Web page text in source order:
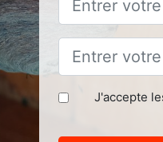
J'accepte